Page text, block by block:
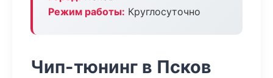
Режим работы: Круглосуточно
Чип-тюнинг в Псков